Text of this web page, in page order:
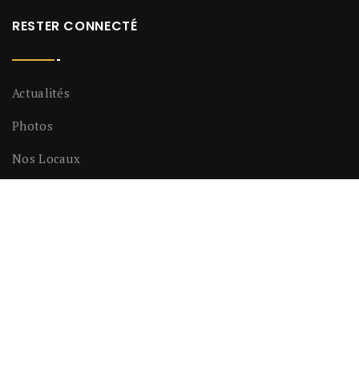
RESTER CONNECTÉ
Actualités
Photos
Nos Locaux